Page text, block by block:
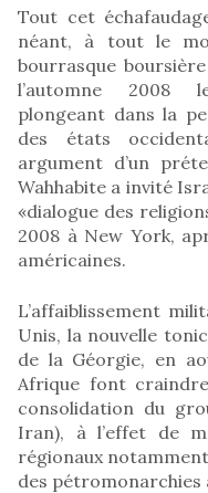
Tout cet
néant, à tout le
bourrasque
l’automne 2008
plongeant dans la
des états
argument d’un
Wahhabite a invité
«dialogue des
2008 à New York,
américaines.
L’affaiblissement
Unis, la nouvelle
de la Géorgie, en
Afrique font
consolidation du
Iran), à l’effet de
régionaux
des pétromonarchies